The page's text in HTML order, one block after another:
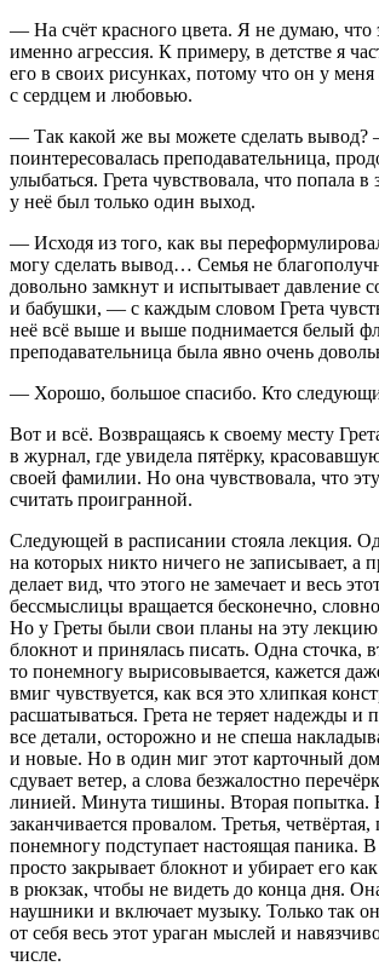
— На счёт красного цвета. Я не думаю, что
именно агрессия. К примеру, в детстве я
его в своих рисунках, потому что он у меня
с сердцем и любовью.
— Так какой же вы можете сделать
поинтересовалась преподавательница,
улыбаться. Грета чувствовала, что попала
у неё был только один выход.
— Исходя из того, как вы
могу сделать вывод… Семья не
довольно замкнут и испытывает давление
и бабушки, — с каждым словом Грета
неё всё выше и выше поднимается белый
преподавательница была явно очень
— Хорошо, большое спасибо. Кто
Вот и всё. Возвращаясь к своему месту
в журнал, где увидела пятёрку, красов
своей фамилии. Но она чувствовала, что
считать проигранной.
Следующей в расписании стояла лекция.
на которых никто ничего не записывает, а
делает вид, что этого не замечает и весь
бессмыслицы вращается бесконечно,
Но у Греты были свои планы на эту
блокнот и принялась писать. Одна сточка,
то понемногу вырисовывается, кажется
вмиг чувствуется, как вся это хлипкая
расшатываться. Грета не теряет надежды и
все детали, осторожно и не спеша
и новые. Но в один миг этот карточный
сдувает ветер, а слова безжалостно
линией. Минута тишины. Вторая попытка.
заканчивается провалом. Третья,
понемногу подступает настоящая паника.
просто закрывает блокнот и убирает его
в рюкзак, чтобы не видеть до конца дня.
наушники и включает музыку. Только так
от себя весь этот ураган мыслей и
числе.